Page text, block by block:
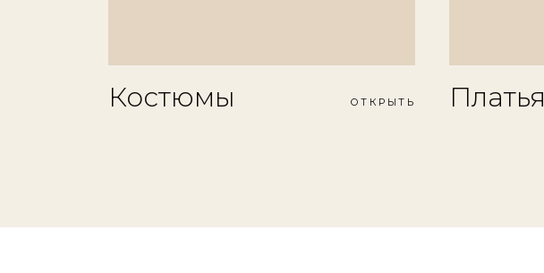
Костюмы ОТКРЫТЬ Платья